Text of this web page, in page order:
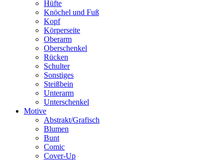
Hüfte
Knöchel und Fuß
Kopf
Körperseite
Oberarm
Oberschenkel
Rücken
Schulter
Sonstiges
Steißbein
Unterarm
Unterschenkel
Motive
Abstrakt/Grafisch
Blumen
Bunt
Comic
Cover-Up